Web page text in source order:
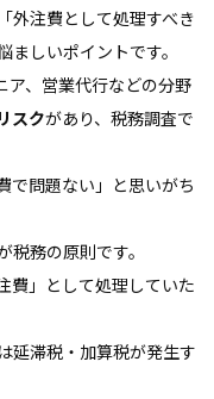
外注費として処理すべき
しいポイントです。
ア、営業代行などの分野
スクがあり、税務調査で
で問題ない」と思いがち
税務の原則です。
費」として処理していた
延滞税・加算税が発生す